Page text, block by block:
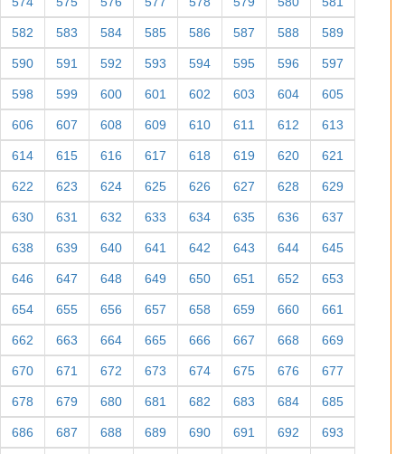
582 583 584 585 586 587 588 589
590 591 592 593 594 595 596 597
598 599 600 601 602 603 604 605
606 607 608 609 610 611 612 613
614 615 616 617 618 619 620 621
622 623 624 625 626 627 628 629
630 631 632 633 634 635 636 637
638 639 640 641 642 643 644 645
646 647 648 649 650 651 652 653
654 655 656 657 658 659 660 661
662 663 664 665 666 667 668 669
670 671 672 673 674 675 676 677
678 679 680 681 682 683 684 685
686 687 688 689 690 691 692 693